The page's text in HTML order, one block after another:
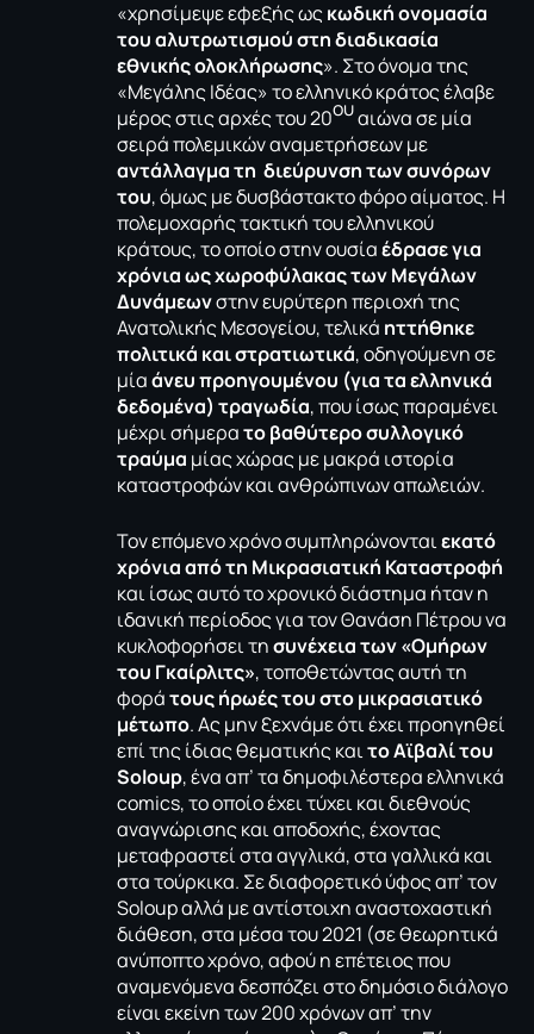
«χρησίμεψε εφεξής ωςκωδική ονομασία
του αλυτρωτισμού στη διαδικασία
εθνικής ολοκλήρωσης». Στο όνομα της
«Μεγάλης Ιδέας» το ελληνικό κράτος έλαβε
μέρος στις αρχές του 20ουαιώνα σε μία
σειρά πολεμικών αναμετρήσεων με
αντάλλαγμα τη διεύρυνση των συνόρων
του, όμως με δυσβάστακτο φόρο αίματος. Η
πολεμοχαρής τακτική του ελληνικού
κράτους, το οποίο στην ουσίαέδρασε για
χρόνια ως χωροφύλακας των Μεγάλων
Δυνάμεωνστην ευρύτερη περιοχή της
Ανατολικής Μεσογείου, τελικά ηττήθηκε
πολιτικά και στρατιωτικά, οδηγούμενη σε
μίαάνευ προηγουμένου (για τα ελληνικά
δεδομένα) τραγωδία, που ίσως παραμένει
μέχρι σήμερατο βαθύτερο συλλογικό
τραύμα μίας χώρας με μακρά ιστορία
καταστροφών και ανθρώπινων απωλειών.
Τον επόμενο χρόνο συμπληρώνονταιεκατό
χρόνια από τη Μικρασιατική Καταστροφή
και ίσως αυτό το χρονικό διάστημα ήταν η
ιδανική περίοδος για τον Θανάση Πέτρου να
κυκλοφορήσει τησυνέχεια των «Ομήρων
του Γκαίρλιτς», τοποθετώντας αυτή τη
φοράτους ήρωές του στο μικρασιατικό
μέτωπο. Ας μην ξεχνάμε ότι έχει προηγηθεί
επί της ίδιας θεματικής καιτο Αϊβαλί του
Soloup, ένα απ’ τα δημοφιλέστερα ελληνικά
comics, το οποίο έχει τύχει και διεθνούς
αναγνώρισης και αποδοχής, έχοντας
μεταφραστεί στα αγγλικά, στα γαλλικά και
στα τούρκικα. Σε διαφορετικό ύφος απ’ τον
Soloup αλλά με αντίστοιχη αναστοχαστική
διάθεση, στα μέσα του 2021 (σε θεωρητικά
ανύποπτο χρόνο, αφού η επέτειος που
αναμενόμενα δεσπόζει στο δημόσιο διάλογο
είναι εκείνη των 200 χρόνων απ’ την